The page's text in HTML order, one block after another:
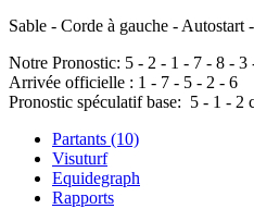
Sable - Corde à gauche - Autostart
Notre Pronostic: 5 - 2 - 1 - 7 - 8 - 3
Arrivée officielle : 1 - 7 - 5 - 2 - 6
Pronostic spéculatif base: 5 - 1 - 2
Partants (10)
Visuturf
Equidegraph
Rapports